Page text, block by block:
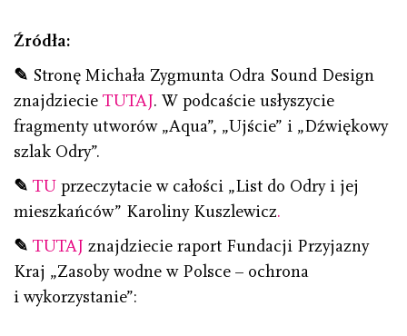
Źródła:
✎ Stronę Michała Zygmunta Odra Sound Design
znajdziecie TUTAJ. W podcaście usłyszycie
fragmenty utworów „Aqua”, „Ujście” i „Dźwiękowy
szlak Odry”.
✎ TU przeczytacie w całości „List do Odry i jej
mieszkańców” Karoliny Kuszlewicz.
✎ TUTAJ znajdziecie raport Fundacji Przyjazny
Kraj „Zasoby wodne w Polsce – ochrona
i wykorzystanie”: